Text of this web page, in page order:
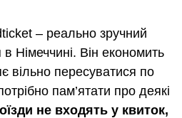
– реально зручний
Німеччині. Він економить
вільно пересуватися по
пам’ятати про деякі
не входять у квиток,